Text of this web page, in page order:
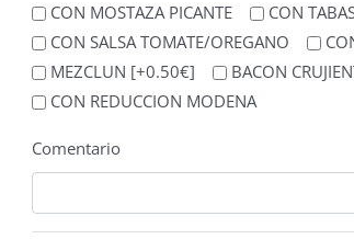
CON MOSTAZA PICANTE
CON
CON SALSA TOMATE/OREGANO
MEZCLUN [+0.50€] BACON
CON REDUCCION MODENA
Comentario